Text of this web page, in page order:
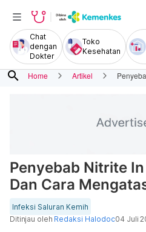
Chat
dengan
Dokter
Toko
Kesehatan
search Home Artikel
Penyebab Nitrite
Dan Cara
Infeksi Saluran Kemih
Ditinjau oleh Redaksi Halodoc04 Juli